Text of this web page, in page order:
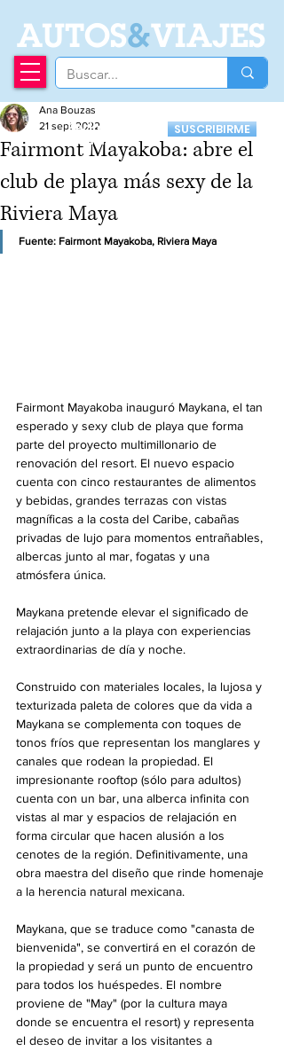
AUTOS&VIAJES
Recibí nuestro
Newsletter
SUSCRIBIRME
Fairmont Mayakoba: abre el
club de playa más sexy de la
Riviera Maya
Ana Bouzas
21 sept 2022
Fuente: Fairmont Mayakoba, Riviera Maya
Fairmont Mayakoba inauguró Maykana, el tan
esperado y sexy club de playa que forma
parte del proyecto multimillonario de
renovación del resort. El nuevo espacio
cuenta con cinco restaurantes de alimentos
y bebidas, grandes terrazas con vistas
magníficas a la costa del Caribe, cabañas
privadas de lujo para momentos entrañables,
albercas junto al mar, fogatas y una
atmósfera única.
Maykana pretende elevar el significado de
relajación junto a la playa con experiencias
extraordinarias de día y noche.
Construido con materiales locales, la lujosa y
texturizada paleta de colores que da vida a
Maykana se complementa con toques de
tonos fríos que representan los manglares y
canales que rodean la propiedad. El
impresionante rooftop (sólo para adultos)
cuenta con un bar, una alberca infinita con
vistas al mar y espacios de relajación en
forma circular que hacen alusión a los
cenotes de la región. Definitivamente, una
obra maestra del diseño que rinde homenaje
a la herencia natural mexicana.
Maykana, que se traduce como "canasta de
bienvenida", se convertirá en el corazón de
la propiedad y será un punto de encuentro
para todos los huéspedes. El nombre
proviene de "May" (por la cultura maya
donde se encuentra el resort) y representa
el deseo de invitar a los visitantes a